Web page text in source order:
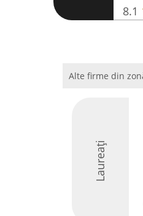
8.1
Alte firme din
Laureați